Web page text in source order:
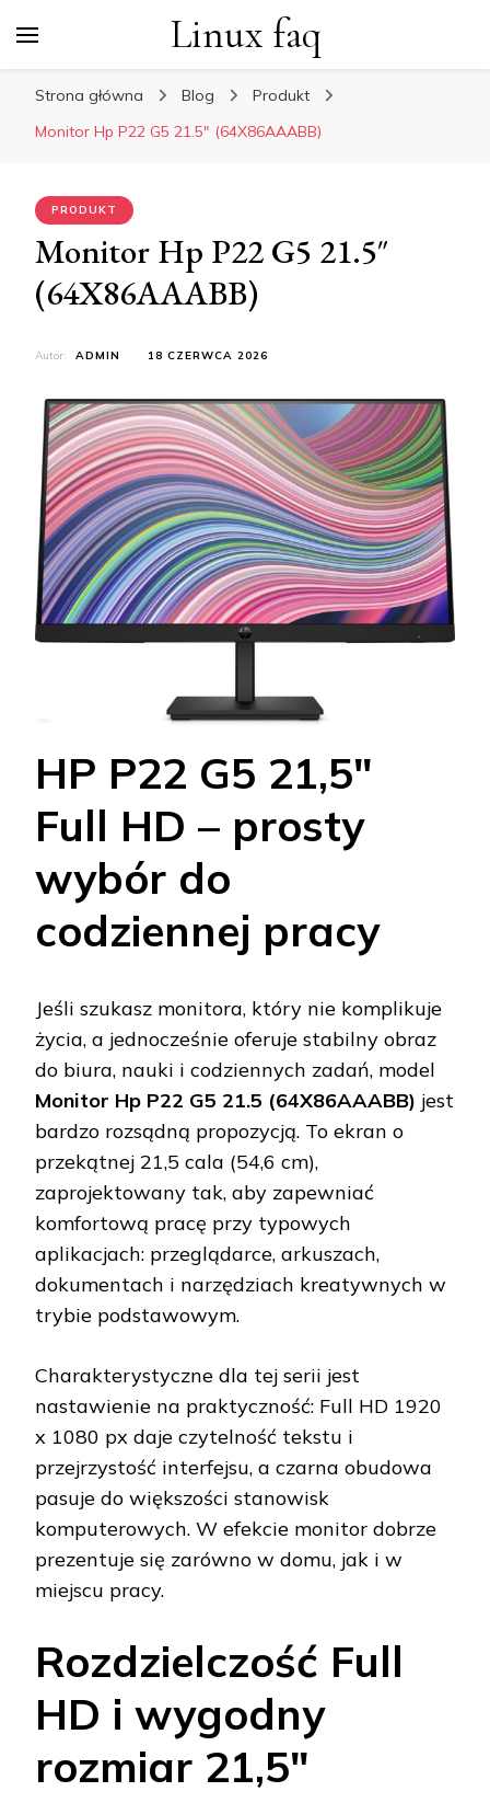
Linux faq
Strona główna Blog
Produkt
Monitor Hp P22 G5 21.5″ (64X86AAABB)
PRODUKT
Monitor Hp P22 G5 21.5″
(64X86AAABB)
Autor: ADMIN 18 CZERWCA 2026
HP P22 G5 21,5"
Full HD – prosty
wybór do
codziennej pracy
Jeśli szukasz monitora, który nie komplikuje
życia, a jednocześnie oferuje stabilny obraz
do biura, nauki i codziennych zadań, model
Monitor Hp P22 G5 21.5 (64X86AAABB) jest
bardzo rozsądną propozycją. To ekran o
przekątnej 21,5 cala (54,6 cm),
zaprojektowany tak, aby zapewniać
komfortową pracę przy typowych
aplikacjach: przeglądarce, arkuszach,
dokumentach i narzędziach kreatywnych w
trybie podstawowym.
Charakterystyczne dla tej serii jest
nastawienie na praktyczność: Full HD 1920
x 1080 px daje czytelność tekstu i
przejrzystość interfejsu, a czarna obudowa
pasuje do większości stanowisk
komputerowych. W efekcie monitor dobrze
prezentuje się zarówno w domu, jak i w
miejscu pracy.
Rozdzielczość Full
HD i wygodny
rozmiar 21,5"